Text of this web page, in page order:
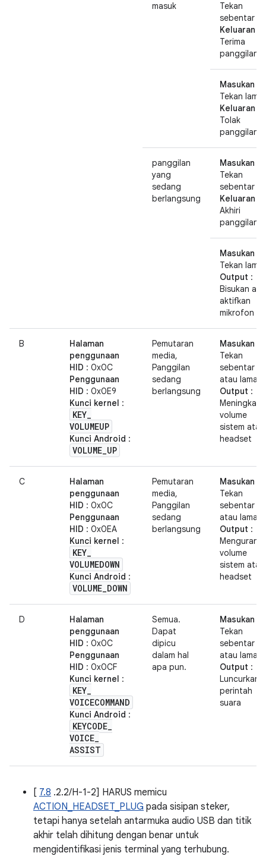
masuk
Tekan
sebentar
Keluaran
Terima
panggilan
Masukan
Tekan lama
Keluaran
Tolak
panggilan
panggilan
yang
sedang
berlangsung
Masukan
Tekan
sebentar
Keluaran
Akhiri
panggilan
Masukan
Tekan lama
Output :
Bisukan
aktifkan
mikrofon
B
Halaman
penggunaan
HID : 0x0C
Penggunaan
HID : 0x0E9
Kunci kernel :
KEY_
VOLUMEUP
Kunci Android :
VOLUME_UP
Pemutaran
media,
Panggilan
sedang
berlangsung
Masukan
Tekan
sebentar
atau lama
Output :
volume
sistem atau
headset
C
Halaman
penggunaan
HID : 0x0C
Penggunaan
HID : 0x0EA
Kunci kernel :
KEY_
VOLUMEDOWN
Kunci Android :
VOLUME_DOWN
Pemutaran
media,
Panggilan
sedang
berlangsung
Masukan
Tekan
sebentar
atau lama
Output :
Mengurangi
volume
sistem atau
headset
D
Halaman
penggunaan
HID : 0x0C
Penggunaan
HID : 0x0CF
Kunci kernel :
KEY_
VOICECOMMAND
Kunci Android :
KEYCODE_
VOICE_
ASSIST
Semua.
Dapat
dipicu
dalam hal
apa pun.
Masukan
Tekan
sebentar
atau lama
Output :
Luncurkan
perintah
suara
[ 7.8 .2.2/H-1-2] HARUS memicu
ACTION_HEADSET_PLUG pada sisipan steker,
tetapi hanya setelah antarmuka audio USB dan titik
akhir telah dihitung dengan benar untuk
mengidentifikasi jenis terminal yang terhubung.